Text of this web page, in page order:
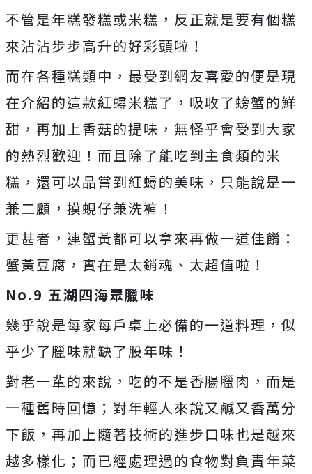
不管是年糕發糕或米糕，反正就是要有個糕
來沾沾步步高升的好彩頭啦！
而在各種糕類中，最受到網友喜愛的便是現
在介紹的這款紅蟳米糕了，吸收了螃蟹的鮮
甜，再加上香菇的提味，無怪乎會受到大家
的熱烈歡迎！而且除了能吃到主食類的米
糕，還可以品嘗到紅蟳的美味，只能說是一
兼二顧，摸蜆仔兼洗褲！
更甚者，連蟹黃都可以拿來再做一道佳餚：
蟹黃豆腐，實在是太銷魂、太超值啦！
No.9 五湖四海眾臘味
幾乎說是每家每戶桌上必備的一道料理，似
乎少了臘味就缺了股年味！
對老一輩的來說，吃的不是香腸臘肉，而是
一種舊時回憶；對年輕人來說又鹹又香萬分
下飯，再加上隨著技術的進步口味也是越來
越多樣化；而已經處理過的食物對負責年菜